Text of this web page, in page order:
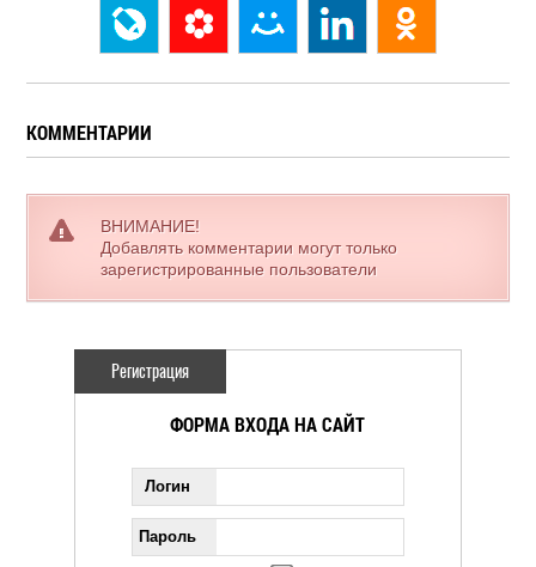
КОММЕНТАРИИ
ВНИМАНИЕ!
Добавлять комментарии могут только
зарегистрированные пользователи
Регистрация
ФОРМА ВХОДА НА САЙТ
Логин
Пароль